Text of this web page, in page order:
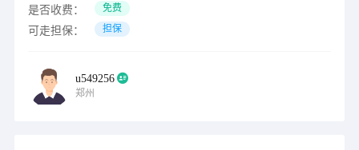
是否收费： 免费
可走担保： 担保
u549256
郑州